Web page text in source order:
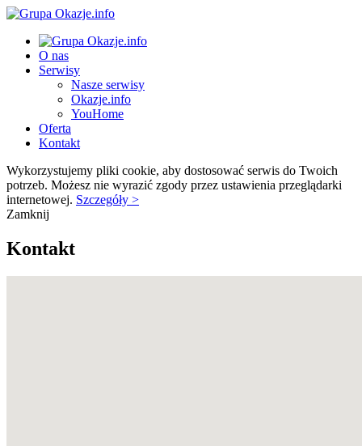
O nas
Serwisy
Nasze serwisy
Okazje.info
YouHome
Oferta
Kontakt
Wykorzystujemy pliki cookie, aby dostosować serwis do Twoich
potrzeb. Możesz nie wyrazić zgody przez ustawienia przeglądarki
internetowej. Szczegóły >
Zamknij
Kontakt